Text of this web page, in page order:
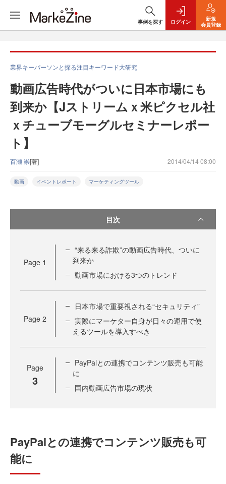
事例を探す ログイン
新規
会員登録
業界キーパーソンと探る注目キーワード大研究
動画広告時代がついに日本市場にも
到来か【Jストリームｘ米ピクセル社
ｘチューブモーグルセミナーレポー
ト】
百瀬 崇[著] 2014/04/14 08:00
動画 イベントレポート マーケティングツール
目次
Page 1
“来る来る詐欺”の動画広告時代、ついに
到来か
動画市場における3つのトレンド
Page 2
日本市場で重要視される“セキュリティ”
実際にマーケター自身が日々の運用で使
えるツールを導入すべき
Page
3
PayPalとの連携でコンテンツ販売も可能
に
国内動画広告市場の現状
PayPalとの連携でコンテンツ販売も可
能に